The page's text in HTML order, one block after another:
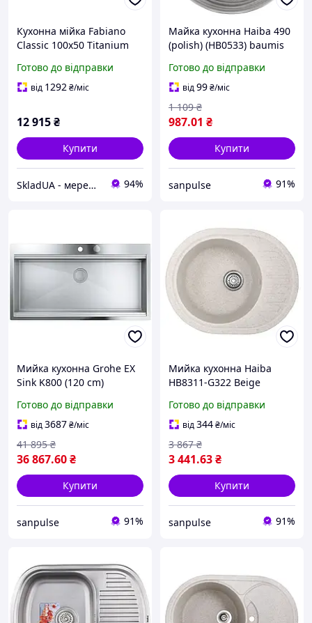
Кухонна мійка Fabiano
Classic 100x50 Titanium
Готово до відправки
від 1292₴/міс
12 915₴
Купити
SkladUA - мережа магазинів сантехніки та побутової техніки 94%
Майка кухонна Haiba 490
(polish) (HB0533) baumis
Готово до відправки
від99₴/міс
987.01 ₴
1 109 ₴
Купити
sanpulse 91%
Мийка кухонна Grohe EX
Sink K800 (120 cm)
Готово до відправки
від3687₴/міс
36 867.60₴
41 895 ₴
Купити
sanpulse 91%
Мийка кухонна Haiba
HB8311-G322 Beige
baumis dort
Готово до відправки
від344₴/міс
3 441.63₴
3 867 ₴
Купити
sanpulse 91%